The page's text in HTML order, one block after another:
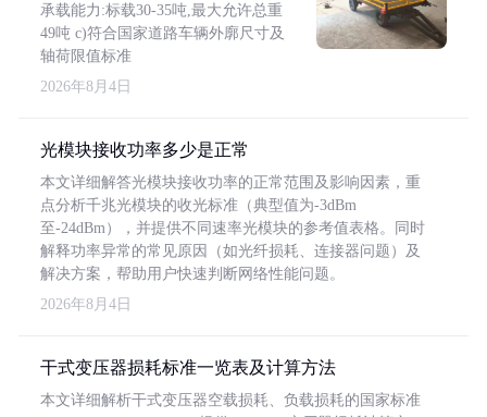
承载能力:标载30-35吨,最大允许总重
49吨 c)符合国家道路车辆外廓尺寸及
轴荷限值标准
2026年8月4日
光模块接收功率多少是正常
本文详细解答光模块接收功率的正常范围及影响因素，重
点分析千兆光模块的收光标准（典型值为-3dBm
至-24dBm），并提供不同速率光模块的参考值表格。同时
解释功率异常的常见原因（如光纤损耗、连接器问题）及
解决方案，帮助用户快速判断网络性能问题。
2026年8月4日
干式变压器损耗标准一览表及计算方法
本文详细解析干式变压器空载损耗、负载损耗的国家标准